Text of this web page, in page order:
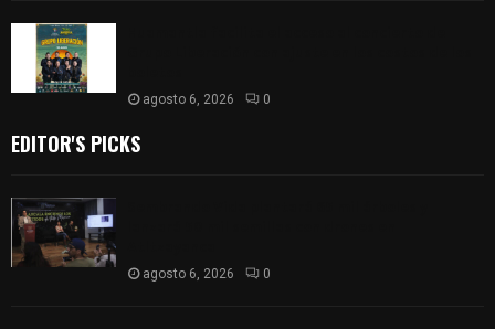
agosto 6, 2026 0
EDITOR'S PICKS
agosto 6, 2026 0